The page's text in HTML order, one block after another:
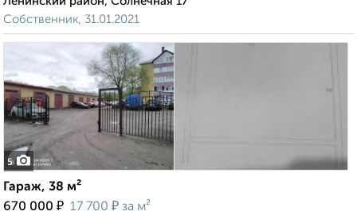
Собственник, 31.01.2021
5
Гараж, 38 м²
670 000 ₽ 17 700 ₽ за м²